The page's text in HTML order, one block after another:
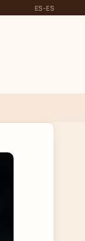
ES-ES